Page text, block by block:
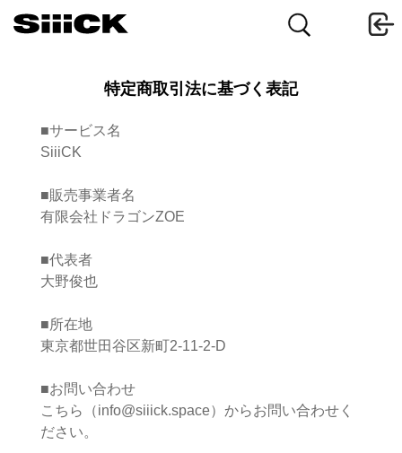
特定商取引法に基づく表記
■サービス名
SiiiCK
■販売事業者名
有限会社ドラゴンZOE
■代表者
大野俊也
■所在地
東京都世田谷区新町2-11-2-D
■お問い合わせ
こちら（info@siiick.space）からお問い合わせく
ださい。